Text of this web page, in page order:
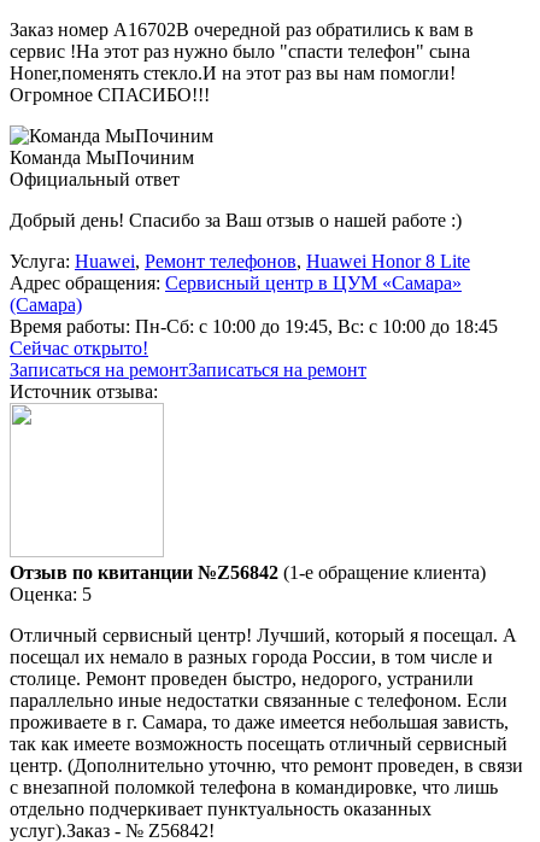
Заказ номер А16702В очередной раз обратились к вам в
сервис !На этот раз нужно было "спасти телефон" сына
Honer,поменять стекло.И на этот раз вы нам помогли!
Огромное СПАСИБО!!!
Команда МыПочиним
Официальный ответ
Добрый день! Спасибо за Ваш отзыв о нашей работе :)
Услуга: Huawei, Ремонт телефонов, Huawei Honor 8 Lite
Адрес обращения: Сервисный центр в ЦУМ «Самара»
(Самара)
Время работы: Пн-Сб: с 10:00 до 19:45, Вс: с 10:00 до 18:45
Сейчас открыто!
Записаться на ремонтЗаписаться на ремонт
Источник отзыва:
Отзыв по квитанции №Z56842 (1-е обращение клиента)
Оценка: 5
Отличный сервисный центр! Лучший, который я посещал. А
посещал их немало в разных города России, в том числе и
столице. Ремонт проведен быстро, недорого, устранили
параллельно иные недостатки связанные с телефоном. Если
проживаете в г. Самара, то даже имеется небольшая зависть,
так как имеете возможность посещать отличный сервисный
центр. (Дополнительно уточню, что ремонт проведен, в связи
с внезапной поломкой телефона в командировке, что лишь
отдельно подчеркивает пунктуальность оказанных
услуг).Заказ - № Z56842!